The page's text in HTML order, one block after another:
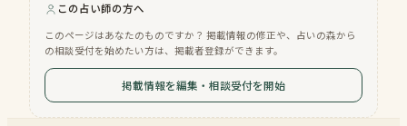
この占い師の方へ
このページはあなたのものですか？ 掲載情報の修正や、占いの森から
の相談受付を始めたい方は、掲載者登録ができます。
掲載情報を編集・相談受付を開始